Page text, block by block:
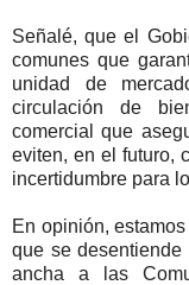
Señalé, que el
comunes que
unidad de
circulación de
comercial que
eviten, en el futuro,
incertidumbre para
En opinión,
que se
ancha a las